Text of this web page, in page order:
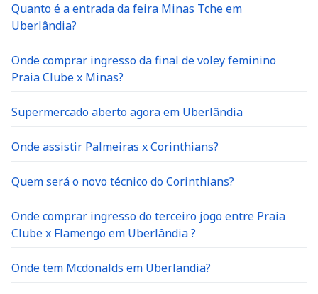
Quanto é a entrada da feira Minas Tche em
Uberlândia?
Onde comprar ingresso da final de voley feminino
Praia Clube x Minas?
Supermercado aberto agora em Uberlândia
Onde assistir Palmeiras x Corinthians?
Quem será o novo técnico do Corinthians?
Onde comprar ingresso do terceiro jogo entre Praia
Clube x Flamengo em Uberlândia ?
Onde tem Mcdonalds em Uberlandia?